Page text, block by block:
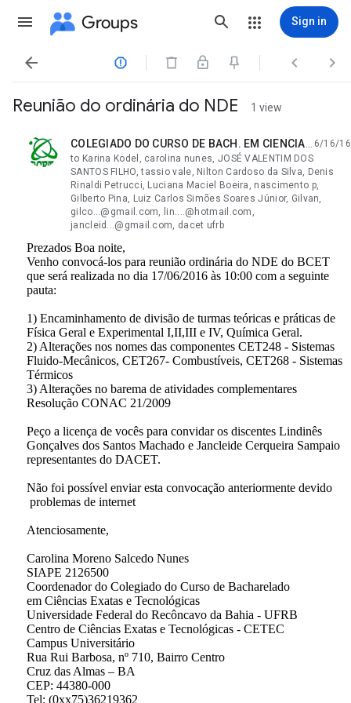
Groups Sign in
   
Reunião do ordinária do NDE 1 view
unread,
6/16/16
to Karina Kodel, carolina nunes, JOSÉ VALENTIM DOS
SANTOS FILHO, tassio vale, Nilton Cardoso da Silva, Denis
Rinaldi Petrucci, Luciana Maciel Boeira, nascimento p,
Gilberto Pina, Luiz Carlos Simões Soares Júnior, Gilvan,
gilco...@gmail.com, lin....@hotmail.com,
jancleid...@gmail.com, dacet ufrb
Prezados Boa noite,
Venho convocá-los para reunião ordinária do NDE do BCET
que será realizada no dia 17/06/2016 às 10:00 com a seguinte
pauta:
1) Encaminhamento de divisão de turmas teóricas e práticas de
Física Geral e Experimental I,II,III e IV, Química Geral.
2) Alterações nos nomes das componentes CET248 - Sistemas
Fluido-Mecânicos, CET267- Combustíveis, CET268 - Sistemas
Térmicos
3) Alterações no barema de atividades complementares
Resolução CONAC 21/2009
Peço a licença de vocês para convidar os discentes Lindinês
Gonçalves dos Santos Machado e Jancleide Cerqueira Sampaio
representantes do DACET.
Não foi possível enviar esta convocação anteriormente devido
problemas de internet
Atenciosamente,
Carolina Moreno Salcedo Nunes
SIAPE 2126500
Coordenador do Colegiado do Curso de Bacharelado
em Ciências Exatas e Tecnológicas
Universidade Federal do Recôncavo da Bahia - UFRB
Centro de Ciências Exatas e Tecnológicas - CETEC
Campus Universitário
Rua Rui Barbosa, nº 710, Bairro Centro
Cruz das Almas – BA
CEP: 44380-000
Tel: (0xx75)36219362